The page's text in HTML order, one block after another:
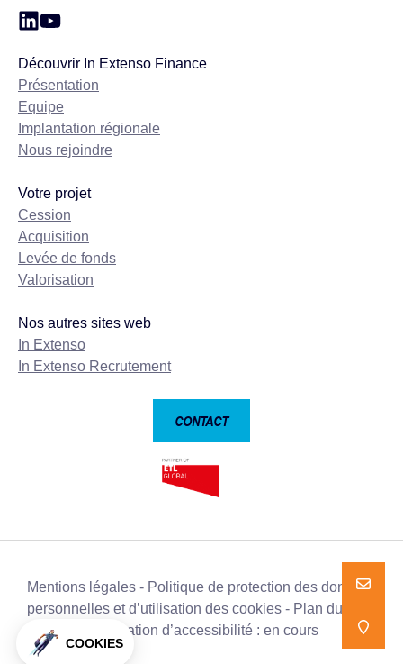
NOUS
NOUS
NOUS
NOUS
Découvrir In Extenso Finance
Présentation
Equipe
Implantation régionale
Nous rejoindre
Votre projet
Cession
Acquisition
Levée de fonds
Valorisation
Nos autres sites web
In Extenso
In Extenso Recrutement
CONTACT
Mentions légales
Politique de protection des données
personnelles et d’utilisation des cookies
Plan du site
Déclaration d’accessibilité : en cours
COOKIES